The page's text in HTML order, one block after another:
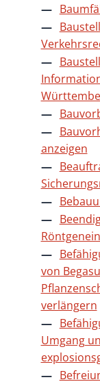
anzeigen
von
verlängern
Umgang